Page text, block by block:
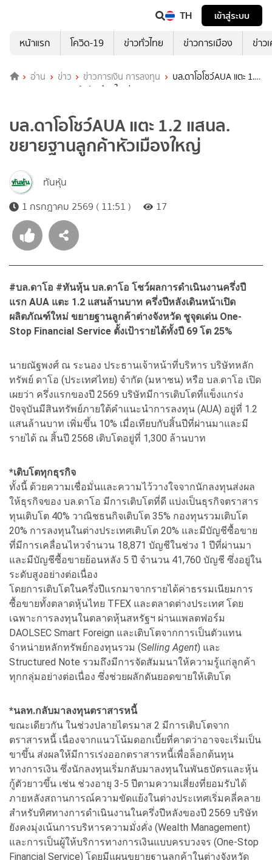
TH
เข้าสู่ระบบ
หน้าแรก
โควิด-19 ข่าวทั่วไทย ข่าวการเมือง ข่าว
อ่าน ข่าว ข่าวการเงิน การลงทุน
บล.ดาโอโชว์AUA แตะ 1.2
แสนล. ขยายฐานลูกค้าหัวเมืองใหญ่
บล.ดาโอโชว์AUA แตะ 1.2 แสนล.
ขยายฐานลูกค้าหัวเมืองใหญ่
ทันหุ้น
1 กรกฎาคม 2569 ( 11:51 )
17
#บล.ดาโอ #ทันหุ้น บล.ดาโอ โชว์ผลการดำเนินงานครึ่งปี
แรก AUA แตะ 1.2 แสนล้านบาท ครึ่งปีหลังเดินหน้าเปิด
ผลิตภัณฑ์ใหม่ ขยายฐานลูกค้าต่างจังหวัด ชูจุดเด่น One-
Stop Financial Service ตั้งเป้ารายได้ทั้งปี 69 โต 25%
นายณัฐพงศ์ ณ ระนอง ประธานเจ้าหน้าที่บริหาร บริษัทหลัก
ทรัพย์ ดาโอ (ประเทศไทย) จำกัด (มหาชน) หรือ บล.ดาโอ เปิด
เผยว่า ครึ่งแรกของปี 2569 บริษัทมีการเติบโตที่แข็งแกร่ง
ปัจจุบันมีสินทรัพย์ภายใต้คำแนะนำการลงทุน (AUA) อยู่ที่ 1.2
แสนล้านบาท เพิ่มขึ้น 10% เมื่อเทียบกับสิ้นปีที่ผ่านมาและมี
รายได้ ณ สิ้นปี 2568 เติบโตอยู่ที่ 1,300 ล้านบาท
*เติบโตทุกธุรกิจ
ทั้งนี้ ด้วยความเชื่อมั่นและความไว้วางใจจากนักลงทุนส่งผล
ให้ธุรกิจของ บล.ดาโอ มีการเติบโตที่ดี แบ่งเป็นธุรกิจตราสาร
ทุนเติบโต 40% วาณิชธนกิจเติบโต 35% กองทุนรวมเติบโต
20% การลงทุนในต่างประเทศเติบโต 20% และมีบัญชีซื้อขาย
ที่มีการเคลื่อนไหวจำนวน 18,871 บัญชีในช่วง 1 ปีที่ผ่านมา
และมีบัญชีซื้อขายย้อนหลัง 5 ปี จำนวน 41,760 บัญชี ซึ่งอยู่ใน
ระดับสูงอย่างต่อเนื่อง
โดยการเติบโตในครึ่งปีแรกมาจากรายได้ค่าธรรมเนียมการ
ซื้อขายทั้งตลาดหุ้นไทย TFEX และตลาดต่างประเทศ โดย
เฉพาะการลงทุนในตลาดหุ้นสหรัฐฯ ผ่านแพลตฟอร์ม
DAOLSEC Smart Foreign และเติบโตจากการเป็นตัวแทน
จำหน่ายหลักทรัพย์กองทุนรวม (Selling Agent) และ
Structured Note รวมถึงมีการจัดสัมมนาให้ความรู้แก่ลูกค้า
ทุกกลุ่มอย่างต่อเนื่อง ซึ่งช่วยผลักดันยอดขายให้เติบโต
*นลท.กลับมาลงทุนตราสารหนี้
ขณะเดียวกัน ในช่วงปลายไตรมาส 2 มีการเติบโตจาก
ตราสารหนี้ เนื่องจากแนวโน้มดอกเบี้ยที่คาดว่าอาจจะเริ่มเป็น
ขาขึ้น ส่งผลให้มีการเร่งออกตราสารหนี้เพื่อล็อกต้นทุน
ทางการเงิน ซึ่งนักลงทุนเริ่มกลับมาลงทุนในพันธบัตรและหุ้น
กู้ตัวยาวขึ้น เช่น ช่วงอายุ 3-5 ปีตามความเสี่ยงที่ยอมรับได้
ภายหลังสถานการณ์ความขัดแย้งในต่างประเทศเริ่มคลี่คลาย
สำหรับทิศทางการดำเนินงานในครึ่งปีหลังของปี 2569 บริษัท
ยังคงมุ่งเน้นการบริหารความมั่งคั่ง (Wealth Management)
และการเป็นผู้ให้บริการทางการเงินแบบครบวงจร (One-Stop
Financial Service) โดยมีแผนขยายฐานลูกค้าในต่างจังหวัด